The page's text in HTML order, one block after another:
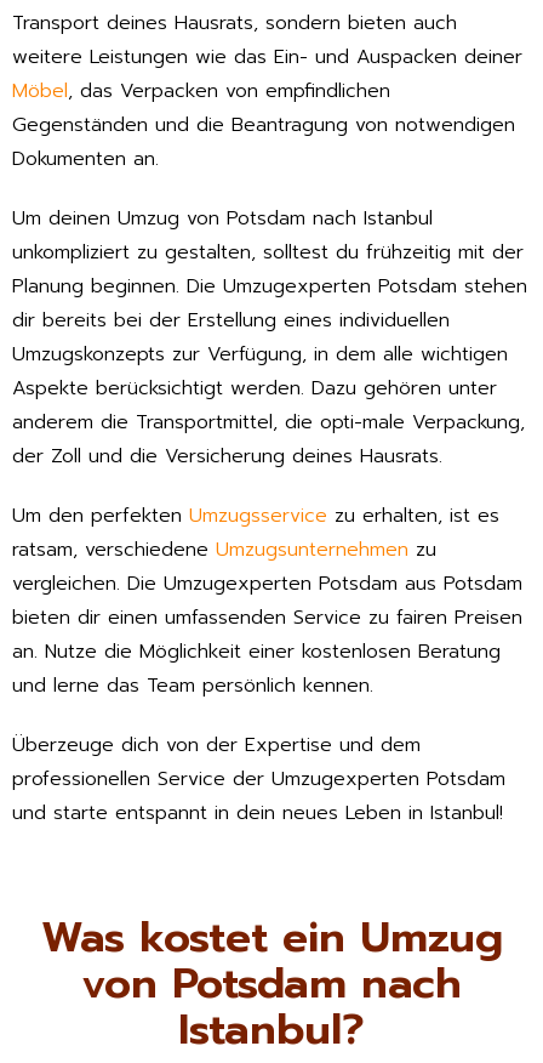
Transport deines Hausrats, sondern bieten auch
weitere Leistungen wie das Ein- und Auspacken deiner
Möbel, das Verpacken von empfindlichen
Gegenständen und die Beantragung von notwendigen
Dokumenten an.
Um deinen Umzug von Potsdam nach Istanbul
unkompliziert zu gestalten, solltest du frühzeitig mit der
Planung beginnen. Die Umzugexperten Potsdam stehen
dir bereits bei der Erstellung eines individuellen
Umzugskonzepts zur Verfügung, in dem alle wichtigen
Aspekte berücksichtigt werden. Dazu gehören unter
anderem die Transportmittel, die opti-male Verpackung,
der Zoll und die Versicherung deines Hausrats.
Um den perfekten Umzugsservice zu erhalten, ist es
ratsam, verschiedene Umzugsunternehmen zu
vergleichen. Die Umzugexperten Potsdam aus Potsdam
bieten dir einen umfassenden Service zu fairen Preisen
an. Nutze die Möglichkeit einer kostenlosen Beratung
und lerne das Team persönlich kennen.
Überzeuge dich von der Expertise und dem
professionellen Service der Umzugexperten Potsdam
und starte entspannt in dein neues Leben in Istanbul!
Was kostet ein Umzug
von Potsdam nach
Istanbul?